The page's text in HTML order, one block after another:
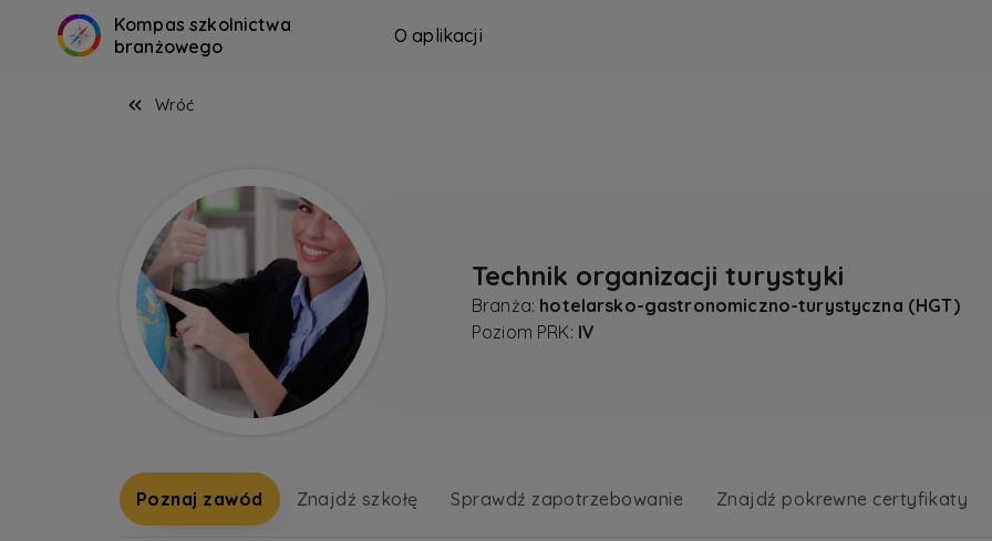
Kompas szkolnictwa
branżowego
O aplikacji
Wróć
Technik organizacji turystyki
Branża: hotelarsko-gastronomiczno-turystyczna (HGT)
Poziom PRK: IV
Poznaj zawód Znajdź szkołę Sprawdź zapotrzebowanie Znajdź pokrewne certyfikaty